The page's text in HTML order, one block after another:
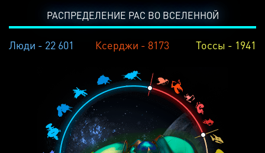
РАСПРЕДЕЛЕНИЕ РАС ВО ВСЕЛЕННОЙ
Люди - 22 601 Ксерджи - 8173 Тоссы - 1941